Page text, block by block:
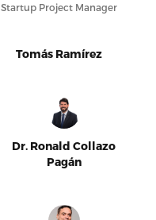
Startup Project Manager
Tomás Ramírez
Dr. Ronald Collazo
Pagán